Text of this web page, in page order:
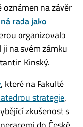
oznámen na závěr
rada jako
organizovalo
na svém zámku
Kinský.
, které na Fakultě
strategie,
zkušenost s